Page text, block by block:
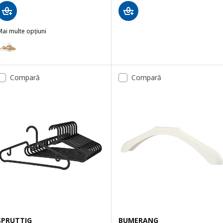
multe opțiuni
BUMERANG, Umeraş, natur
BUMERANG, Umeraş, negru
Compară Compară
BUMERANG